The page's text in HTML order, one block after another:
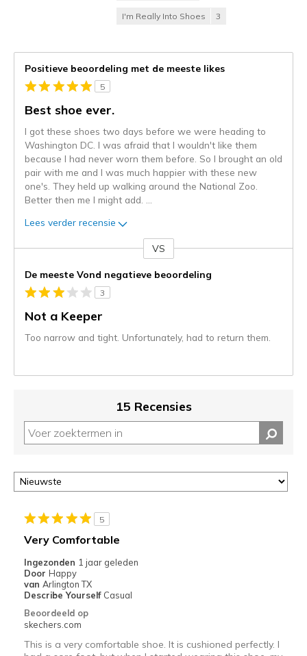
I'm Really Into Shoes 3
Positieve beoordeling met de meeste likes
5
Best shoe ever.
I got these shoes two days before we were heading to
Washington DC. I was afraid that I wouldn't like them
because I had never worn them before. So I brought an old
pair with me and I was much happier with these new
one's. They held up walking around the National Zoo.
Better then me I might add.
Lees verder recensie
content
wordt
momenteel
gemigreerd
status
van
migratie
controleren
deze
door
<a
href="javascript:location.href=location.pathname;">hier</a>
de
page
met
de
VS
De meeste Vond negatieve beoordeling
3
Not a Keeper
Too narrow and tight. Unfortunately, had to return them.
15 Recensies
5
Very Comfortable
Ingezonden 1 jaar geleden
Door Happy
van Arlington TX
Describe Yourself Casual
Beoordeeld op
skechers.com
This is a very comfortable shoe. It is cushioned perfectly. I